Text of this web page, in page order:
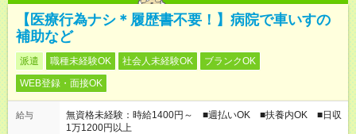
【医療行為ナシ＊履歴書不要！】病院で車いすの
補助など
派遣 職種未経験OK 社会人未経験OK
ブランクOK
WEB登録・面接OK
給与
無資格未経験：時給1400円～ ■週払いOK ■扶養内OK ■日収
1万1200円以上